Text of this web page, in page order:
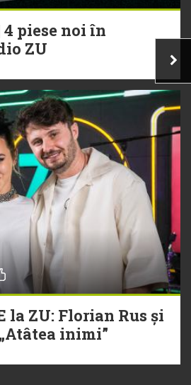
4 piese noi în
ZU
la ZU: Florian Rus și
inimi”